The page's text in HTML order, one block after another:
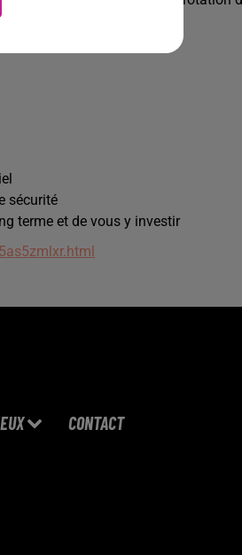
sécurité
terme et de vous y investir
CONTACT